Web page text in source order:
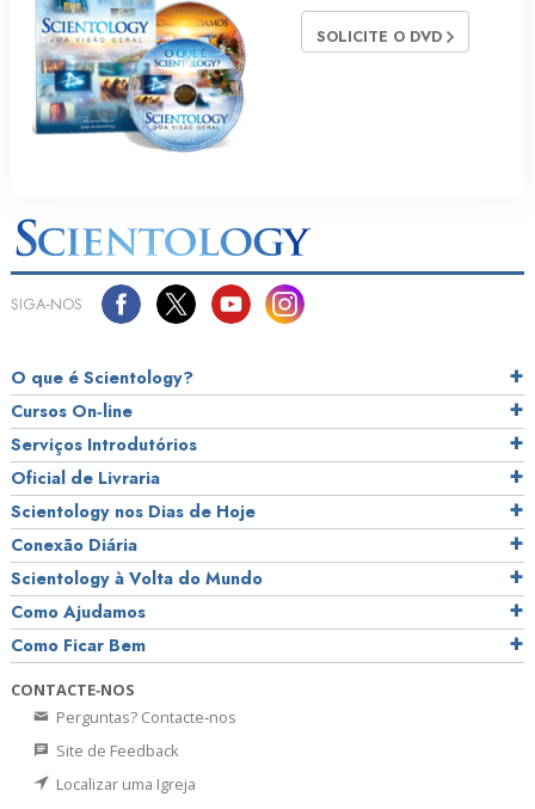
SOLICITE O DVD
SIGA‑NOS
O que é Scientology?
Cursos On‑line
Serviços Introdutórios
Oficial de Livraria
Scientology nos Dias de Hoje
Conexão Diária
Scientology à Volta do Mundo
Como Ajudamos
Como Ficar Bem
CONTACTE‑NOS
Perguntas? Contacte‑nos
Site de Feedback
Localizar uma Igreja